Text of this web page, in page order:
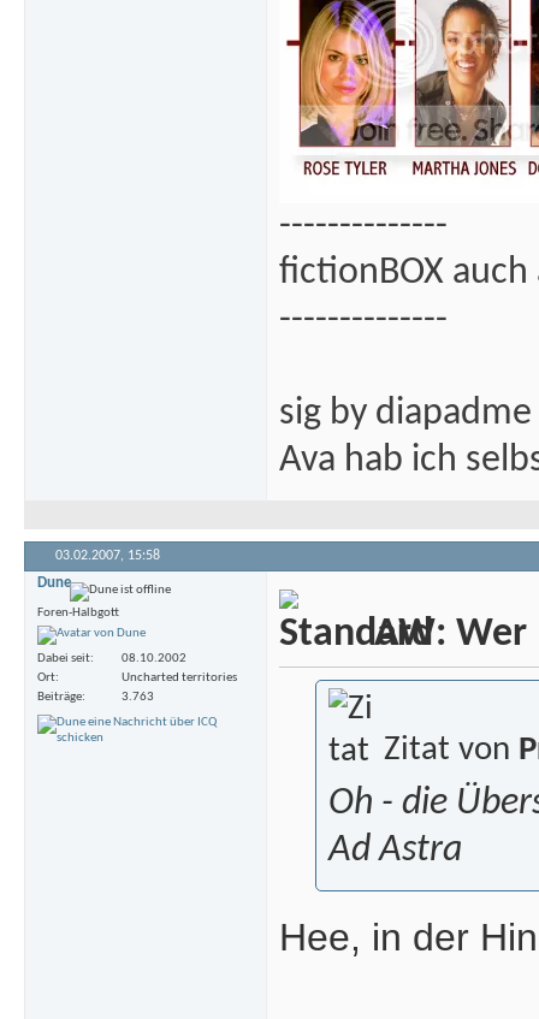
--------------
fictionBOX
--------------
sig by
Ava hab ich
03.02.2007, 15:58
Dune
Foren-Halbgott
Dabei seit
08.10.2002
Ort
Uncharted territories
Beiträge
3.763
AW: Wer
Zitat von
Oh - die
Ad Astra
Hee, in der